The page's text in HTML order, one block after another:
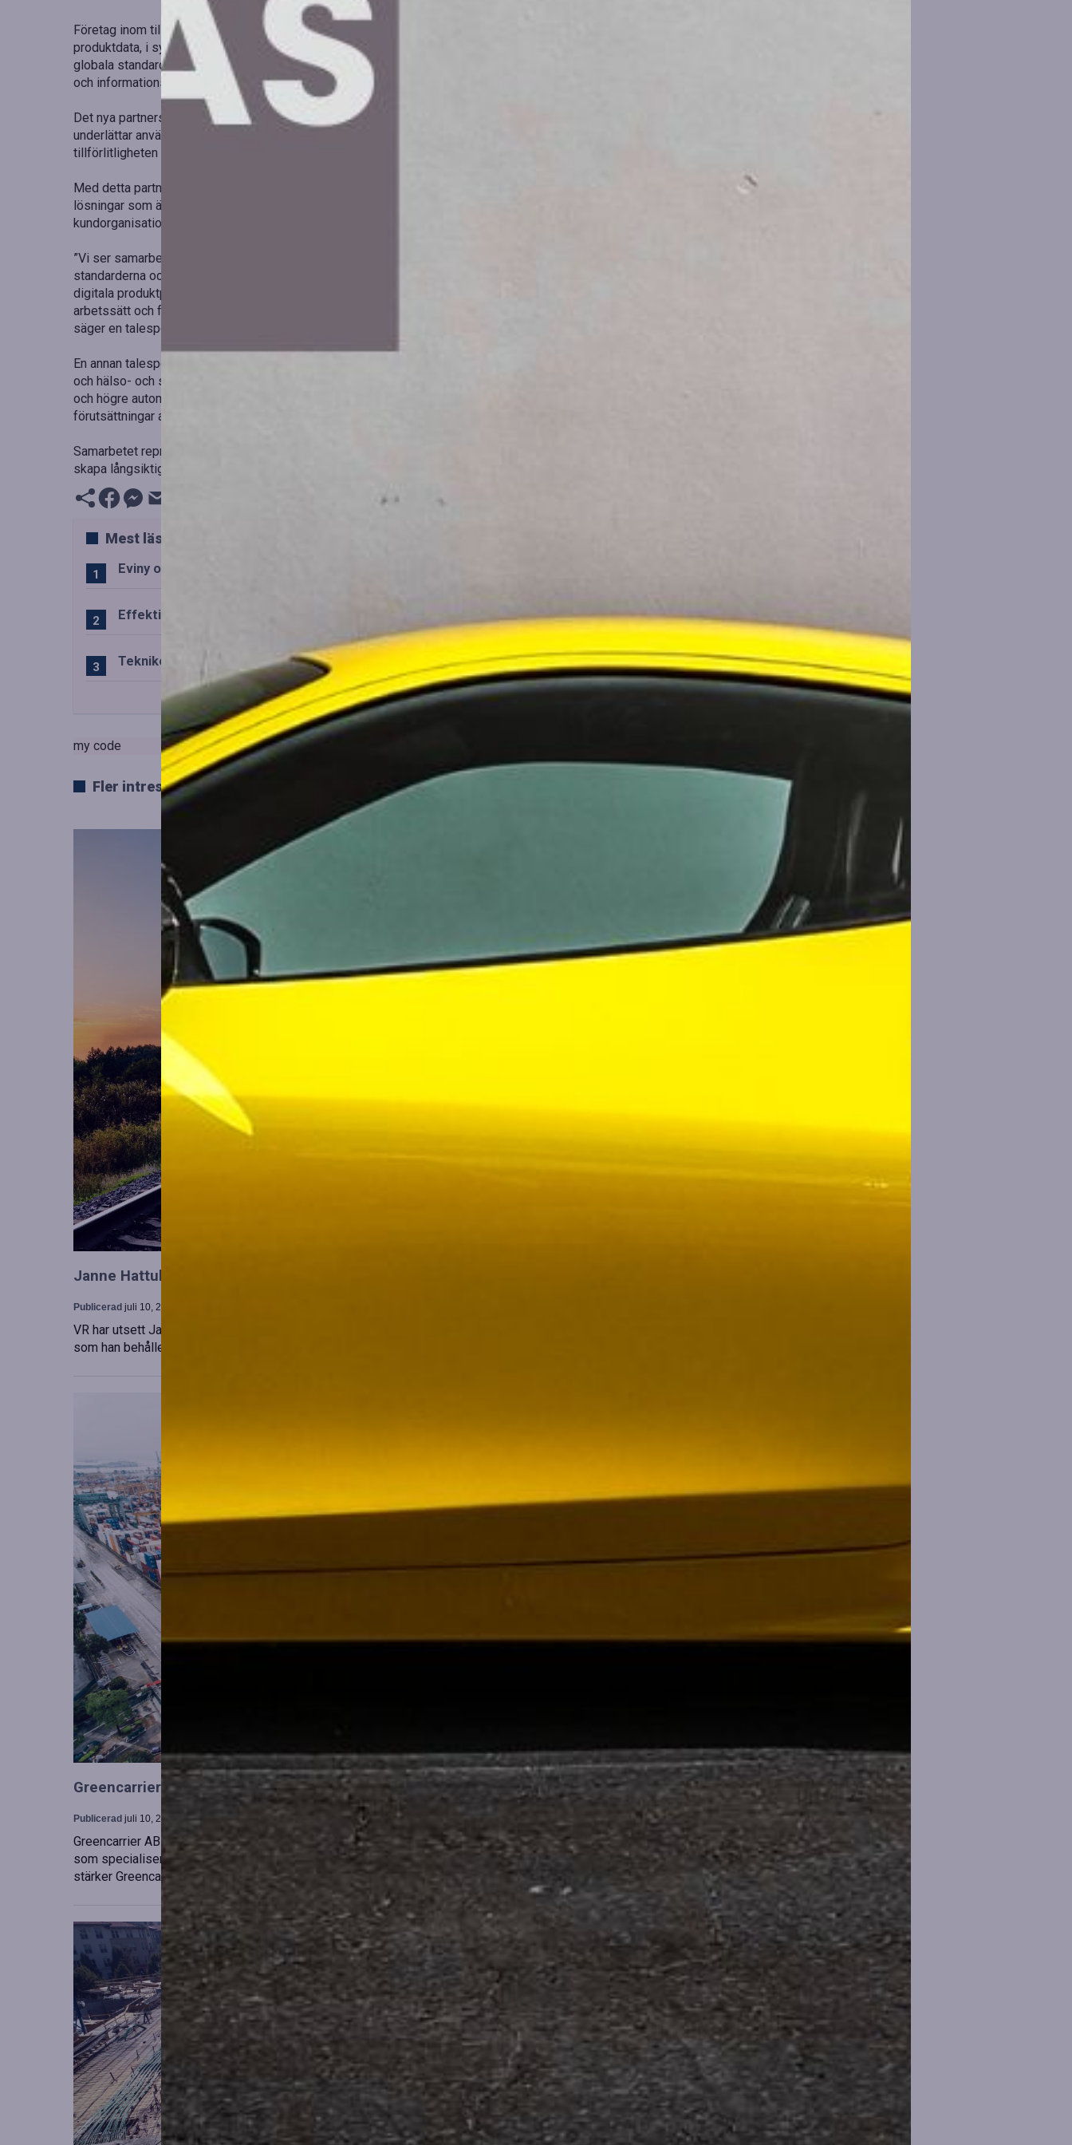
Företag inom tillverknings- och handelssektorerna står inför ökade krav på spårbarhet och korrekt
produktdata, i synnerhet med nya EU-regleringar som träder i kraft. GS1 Sweden ansvarar för
globala standarder som gör det möjligt att skapa ett gemensamt digitalt affärsspråk för spårbarhet
och informationsutbyte.
Det nya partnerskapsprogrammet är inriktat på företag som erbjuder tjänster eller lösningar som
underlättar användningen av GS1-standarder. Syftet är att förbättra effektiviteten och
tillförlitligheten i datautbytet inom värdekedjan.
Med detta partnerskap vill Sigma Technology Solutions Group omvandla standarder till skalbara
lösningar som är skräddarsydda för varje organisation för att skänka direkt värde till
kundorganisationer.
”Vi ser samarbetet med GS1 Sweden som en strategisk kraftsamling. GS1 har djup kunskap om
standarderna och vi har lång praktisk erfarenhet av att omsätta dem i fungerande lösningar för
digitala produktpass. För oss handlar detta inte bara om regelefterlevnad, utan om att bygga nya
arbetssätt och framtidssäkra verksamheter med tillförlitliga och standardiserade data som grund,”
säger en talesperson.
En annan talesperson tillägger: ”Vi har över lång tid kunnat se effekterna inom exempelvis handel
och hälso- och sjukvård som har lyckats uppnå effektivare informationshantering, dataförtroende
och högre automatiseringsgrad. Med standardiserade lösningar får dessa företag också stärkta
förutsättningar att hantera nya regelkrav och accelerera arbetet med AI.”
Samarbetet representerar ett viktigt steg för att öka användningen av digitala produktpass och
skapa långsiktigt värde genom standardiserade produktdata.
Mest lästa
Eviny och Statkraft förenar snabbladdningstjänster i Norden
Effektiv drift av trafiktekniska system i Sverige
Teknikens roll i den svenska spelupplevelsen
my code
Fler intressanta artiklar
Janne Hattula tillträder som ny ledare för VR City Traffic i Sverige och Finland
Publicerad juli 10, 2026
VR har utsett Janne Hattula att leda verksamheten för upphandlad kollektivtrafik i Sverige, samtidigt
som han behåller sitt ansvar i Finland. Detta sker i kölvattnet av Johan Oscarssons avsked från…
Greencarrier utökar sin verksamhet genom förvärv av Containerhandel CARU
Publicerad juli 10, 2026
Greencarrier AB har förvärvat en majoritetsandel i Containerhandel CARU AB, ett svenskt företag
som specialiserar sig på försäljning, uthyrning och skräddarsydda containerlösningar. Detta förvärv
stärker Greencarriers ställning inom containersektorn och…